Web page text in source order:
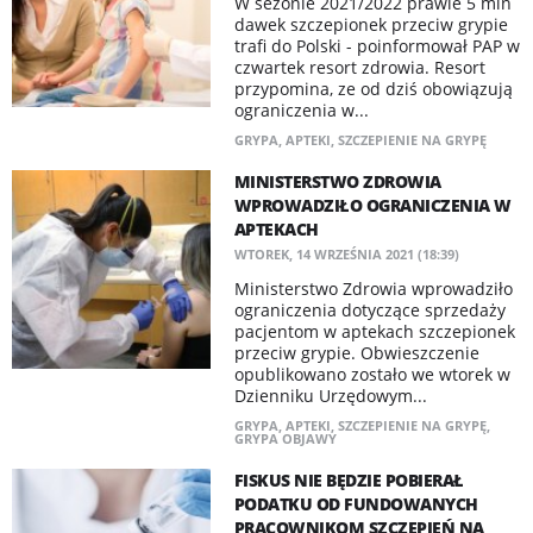
dawek szczepionek przeciw grypie
trafi do Polski - poinformował PAP w
czwartek resort zdrowia. Resort
przypomina, ze od dziś obowiązują
ograniczenia w...
GRYPA, APTEKI, SZCZEPIENIE NA GRYPĘ
MINISTERSTWO ZDROWIA
WPROWADZIŁO OGRANICZENIA W
APTEKACH
WTOREK, 14 WRZEŚNIA 2021 (18:39)
Ministerstwo Zdrowia wprowadziło
ograniczenia dotyczące sprzedaży
pacjentom w aptekach szczepionek
przeciw grypie. Obwieszczenie
opublikowano zostało we wtorek w
Dzienniku Urzędowym...
GRYPA, APTEKI, SZCZEPIENIE NA GRYPĘ,
GRYPA OBJAWY
FISKUS NIE BĘDZIE POBIERAŁ
PODATKU OD FUNDOWANYCH
PRACOWNIKOM SZCZEPIEŃ NA